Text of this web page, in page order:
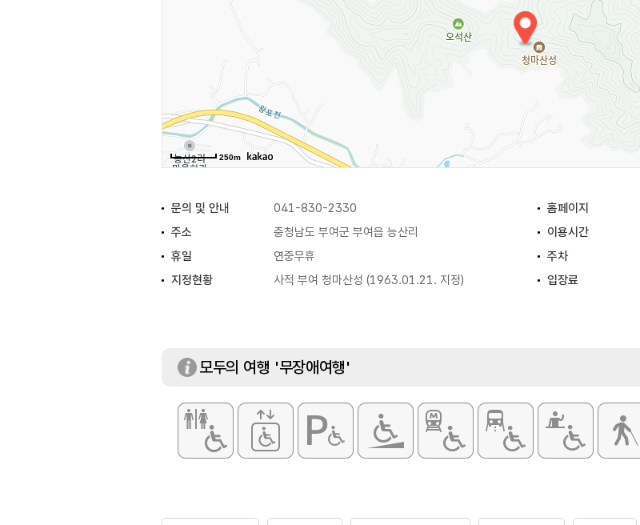
250m
문의 및 안내 041-830-2330 홈페이지
주소
충청남도 부여군 부여읍 능산리 이용시간
휴일
연중무휴 주차
지정현황
사적 부여 청마산성 (1963.01.21. 지정) 입장료
모두의 여행 '무장애여행'